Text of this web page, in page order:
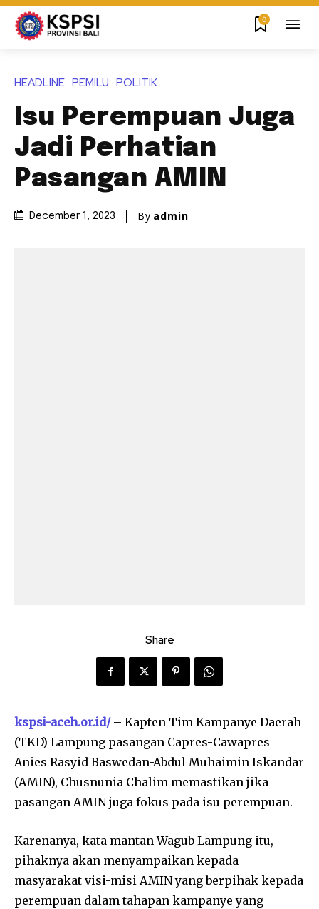
0
HEADLINE PEMILU POLITIK
Isu Perempuan Juga
Jadi Perhatian
Pasangan AMIN
December 1, 2023 By admin
Share
kspsi-aceh.or.id/– Kapten Tim Kampanye Daerah
(TKD) Lampung pasangan Capres-Cawapres
Anies Rasyid Baswedan-Abdul Muhaimin Iskandar
(AMIN), Chusnunia Chalim memastikan jika
pasangan AMIN juga fokus pada isu perempuan.
Karenanya, kata mantan Wagub Lampung itu,
pihaknya akan menyampaikan kepada
masyarakat visi-misi AMIN yang berpihak kepada
perempuan dalam tahapan kampanye yang